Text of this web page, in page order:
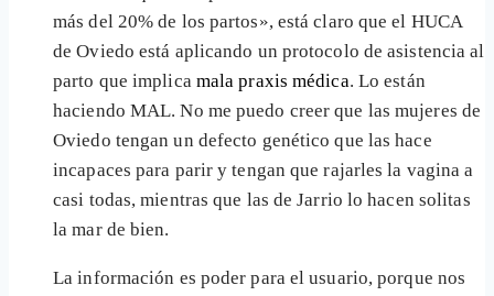
más del 20% de los partos», está claro que el HUCA
de Oviedo está aplicando un protocolo de asistencia al
parto que implica mala praxis médica. Lo están
haciendo MAL. No me puedo creer que las mujeres de
Oviedo tengan un defecto genético que las hace
incapaces para parir y tengan que rajarles la vagina a
casi todas, mientras que las de Jarrio lo hacen solitas
la mar de bien.
La información es poder para el usuario, porque nos